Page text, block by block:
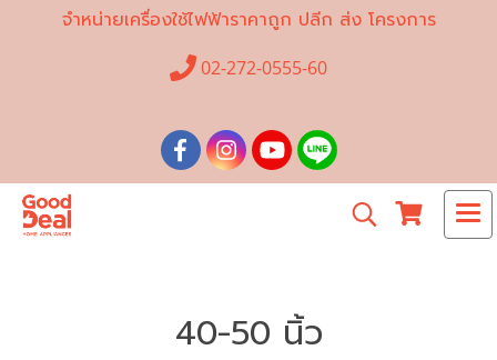
จำหน่ายเครื่องใช้ไฟฟ้าราคาถูก ปลีก ส่ง โครงการ
02-272-0555-60
40-50 นิ้ว